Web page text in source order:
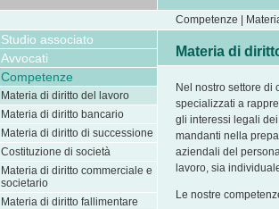
Competenze |
Studio associato
Avvocati
Competenze
Materia di diritto del lavoro
Materia di diritto bancario
Materia di diritto di successione
Costituzione di società
Materia di diritto commerciale e
societario
Materia di diritto fallimentare
Materia di
Nel nostro settore di
specializzati a
gli interessi legali
mandanti nella
aziendali del
lavoro, sia
Le nostre